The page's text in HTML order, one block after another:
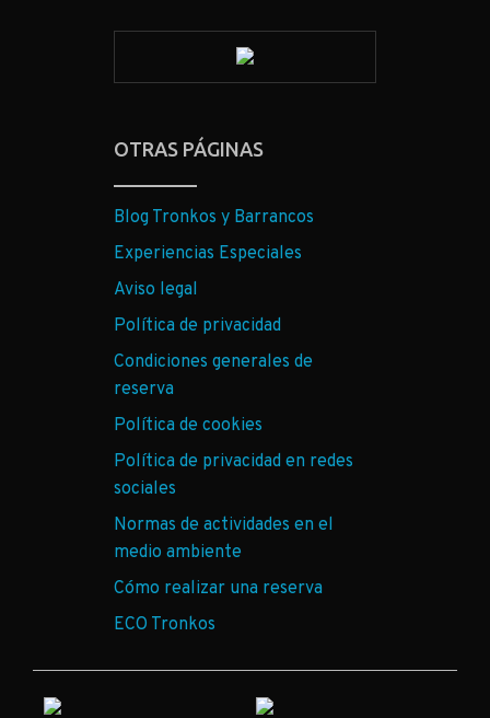
OTRAS PÁGINAS
Blog Tronkos y Barrancos
Experiencias Especiales
Aviso legal
Política de privacidad
Condiciones generales de
reserva
Política de cookies
Política de privacidad en redes
sociales
Normas de actividades en el
medio ambiente
Cómo realizar una reserva
ECO Tronkos